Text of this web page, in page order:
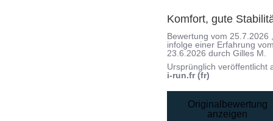
Komfort, gute
Bewertung vom 25.7.2026
infolge einer Erfahrung
23.6.2026 durchGilles M.
Ursprünglich veröffentlicht
i-run.fr (fr)
Originalbewertung
anzeigen